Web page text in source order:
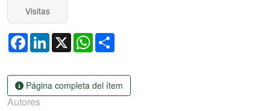
Visitas
FacebookLinkedIn
X WhatsApp
Página completa del ítem
Autores